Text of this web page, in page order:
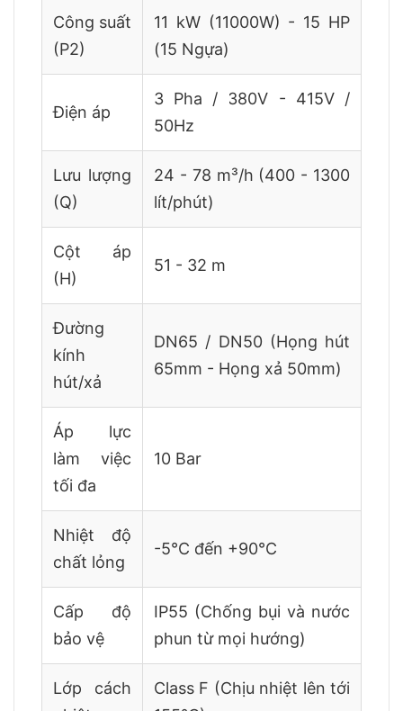
Công suất
(P2)
11 kW (11000W) - 15 HP
(15 Ngựa)
Điện áp
3 Pha / 380V - 415V /
50Hz
Lưu lượng
(Q)
24 - 78 m³/h (400 - 1300
lít/phút)
Cột áp
(H)
51 - 32 m
Đường
kính
hút/xả
DN65 / DN50 (Họng hút
65mm - Họng xả 50mm)
Áp lực
làm việc
tối đa
10 Bar
Nhiệt độ
chất lỏng
-5°C đến +90°C
Cấp độ
bảo vệ
IP55 (Chống bụi và nước
phun từ mọi hướng)
Lớp cách
Class F (Chịu nhiệt lên tới